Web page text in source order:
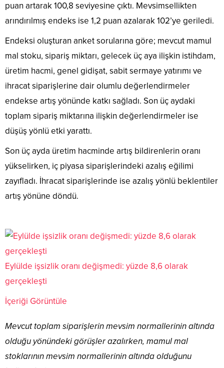
puan artarak 100,8 seviyesine çıktı. Mevsimsellikten
arındırılmış endeks ise 1,2 puan azalarak 102’ye geriledi.
Endeksi oluşturan anket sorularına göre; mevcut mamul
mal stoku, sipariş miktarı, gelecek üç aya ilişkin istihdam,
üretim hacmi, genel gidişat, sabit sermaye yatırımı ve
ihracat siparişlerine dair olumlu değerlendirmeler
endekse artış yönünde katkı sağladı. Son üç aydaki
toplam sipariş miktarına ilişkin değerlendirmeler ise
düşüş yönlü etki yarattı.
Son üç ayda üretim hacminde artış bildirenlerin oranı
yükselirken, iç piyasa siparişlerindeki azalış eğilimi
zayıfladı. İhracat siparişlerinde ise azalış yönlü beklentiler
artış yönüne döndü.
Eylülde işsizlik oranı değişmedi: yüzde 8,6 olarak
gerçekleşti
İçeriği Görüntüle
Mevcut toplam siparişlerin mevsim normallerinin altında
olduğu yönündeki görüşler azalırken, mamul mal
stoklarının mevsim normallerinin altında olduğunu